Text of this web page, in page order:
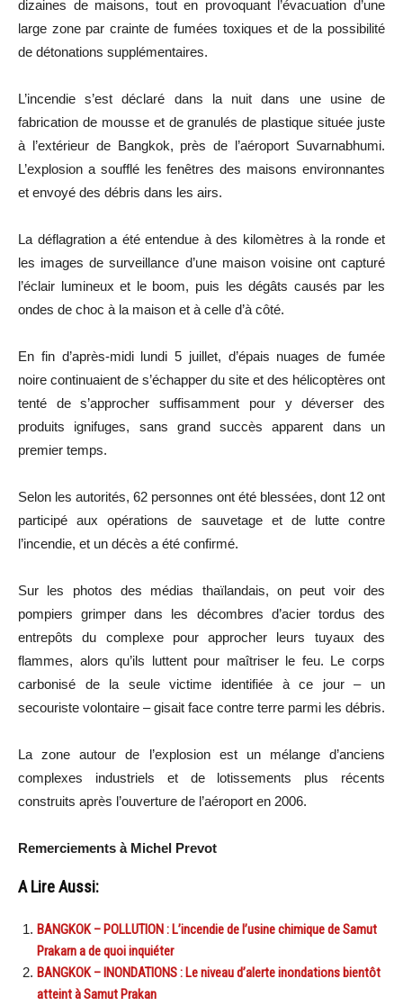
dizaines de maisons, tout en provoquant l’évacuation d’une
large zone par crainte de fumées toxiques et de la possibilité
de détonations supplémentaires.
L’incendie s’est déclaré dans la nuit dans une usine de
fabrication de mousse et de granulés de plastique située juste
à l’extérieur de Bangkok, près de l’aéroport Suvarnabhumi.
L’explosion a soufflé les fenêtres des maisons environnantes
et envoyé des débris dans les airs.
La déflagration a été entendue à des kilomètres à la ronde et
les images de surveillance d’une maison voisine ont capturé
l’éclair lumineux et le boom, puis les dégâts causés par les
ondes de choc à la maison et à celle d’à côté.
En fin d’après-midi lundi 5 juillet, d’épais nuages de fumée
noire continuaient de s’échapper du site et des hélicoptères ont
tenté de s’approcher suffisamment pour y déverser des
produits ignifuges, sans grand succès apparent dans un
premier temps.
Selon les autorités, 62 personnes ont été blessées, dont 12 ont
participé aux opérations de sauvetage et de lutte contre
l’incendie, et un décès a été confirmé.
Sur les photos des médias thaïlandais, on peut voir des
pompiers grimper dans les décombres d’acier tordus des
entrepôts du complexe pour approcher leurs tuyaux des
flammes, alors qu’ils luttent pour maîtriser le feu. Le corps
carbonisé de la seule victime identifiée à ce jour – un
secouriste volontaire – gisait face contre terre parmi les débris.
La zone autour de l’explosion est un mélange d’anciens
complexes industriels et de lotissements plus récents
construits après l’ouverture de l’aéroport en 2006.
Remerciements à Michel Prevot
A Lire Aussi:
BANGKOK – POLLUTION : L’incendie de l’usine chimique de Samut
Prakarn a de quoi inquiéter
BANGKOK – INONDATIONS : Le niveau d’alerte inondations bientôt
atteint à Samut Prakan